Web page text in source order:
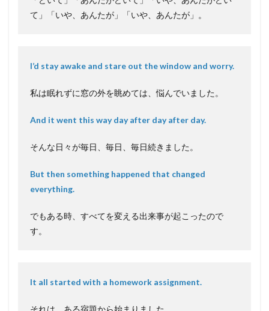
て」「いや、あんたが」「いや、あんたが」。
I’d stay awake and stare out the window and worry.
私は眠れずに窓の外を眺めては、悩んでいました。
And it went this way day after day after day.
そんな日々が毎日、毎日、毎日続きました。
But then something happened that changed
everything.
でもある時、すべてを変える出来事が起こったので
す。
It all started with a homework assignment.
それは、ある宿題から始まりました。